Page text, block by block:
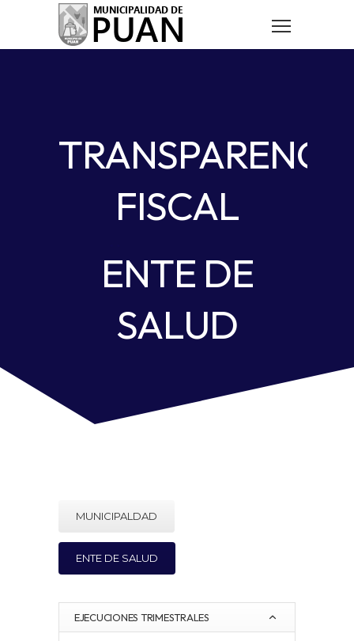
FISCAL
ENTE DE
SALUD
MUNICIPALDAD
ENTE DE SALUD
EJECUCIONES TRIMESTRALES